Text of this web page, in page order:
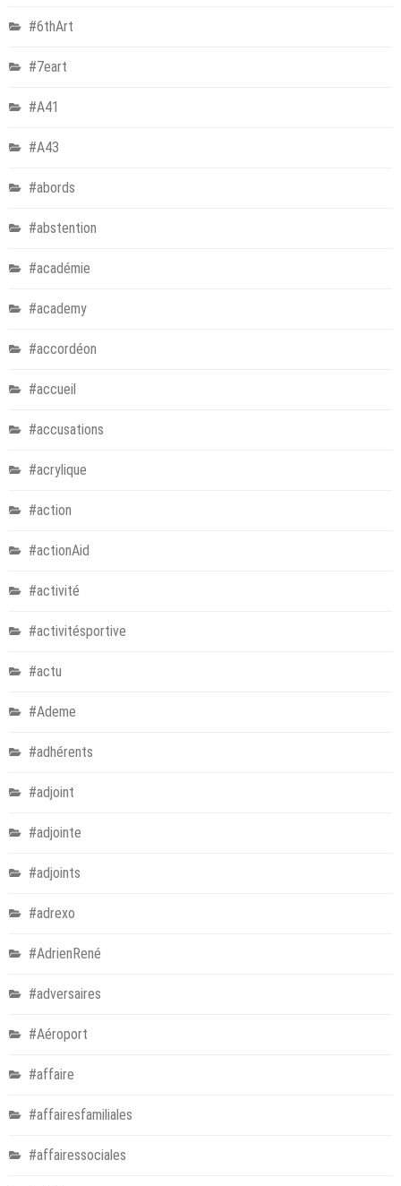
#6thArt
#7eart
#A41
#A43
#abords
#abstention
#académie
#academy
#accordéon
#accueil
#accusations
#acrylique
#action
#actionAid
#activité
#activitésportive
#actu
#Ademe
#adhérents
#adjoint
#adjointe
#adjoints
#adrexo
#AdrienRené
#adversaires
#Aéroport
#affaire
#affairesfamiliales
#affairessociales